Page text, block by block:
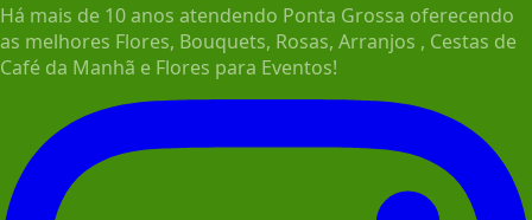
Há mais de 10 anos atendendo Ponta Grossa oferecendo
as melhores Flores, Bouquets, Rosas, Arranjos , Cestas de
Café da Manhã e Flores para Eventos!